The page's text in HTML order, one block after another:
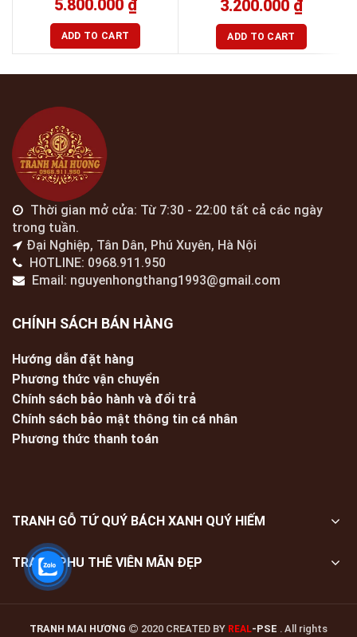
5.800.000 ₫
ADD TO CART
3.200.000 ₫
ADD TO CART
Thời gian mở cửa: Từ 7:30 - 22:00 tất cả các ngày
trong tuần.
Đại Nghiệp, Tân Dân, Phú Xuyên, Hà Nội
HOTLINE: 0968.911.950
Email: nguyenhongthang1993@gmail.com
CHÍNH SÁCH BÁN HÀNG
Hướng dẫn đặt hàng
Phương thức vận chuyển
Chính sách bảo hành và đổi trả
Chính sách bảo mật thông tin cá nhân
Phương thức thanh toán
TRANH GỖ TỨ QUÝ BÁCH XANH QUÝ HIẾM
TRANH PHU THÊ VIÊN MÃN ĐẸP
TRANH MAI HƯƠNG 2020 CREATED BY REAL-PSE . All rights